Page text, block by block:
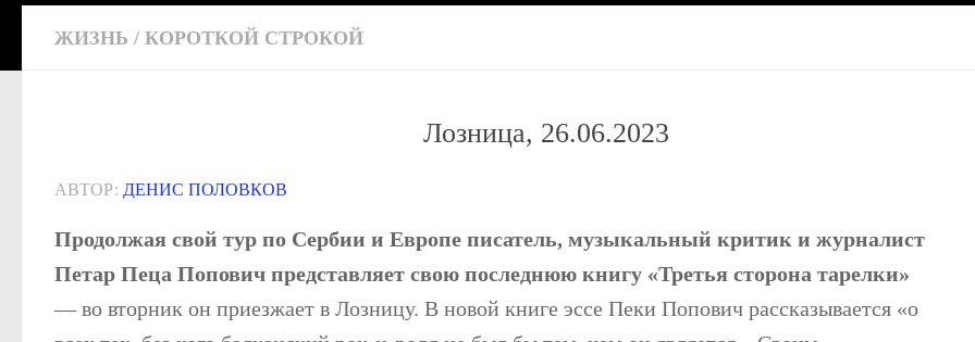
ЖИЗНЬ / КОРОТКОЙ СТРОКОЙ
Лозница, 26.06.2023
АВТОР: ДЕНИС ПОЛОВКОВ
Продолжая свой тур по Сербии и Европе писатель, музыкальный критик и журналист
Петар Пеца Попович представляет свою последнюю книгу «Третья сторона тарелки»
— во вторник он приезжает в Лозницу. В новой книге эссе Пеки Попович рассказывается «о